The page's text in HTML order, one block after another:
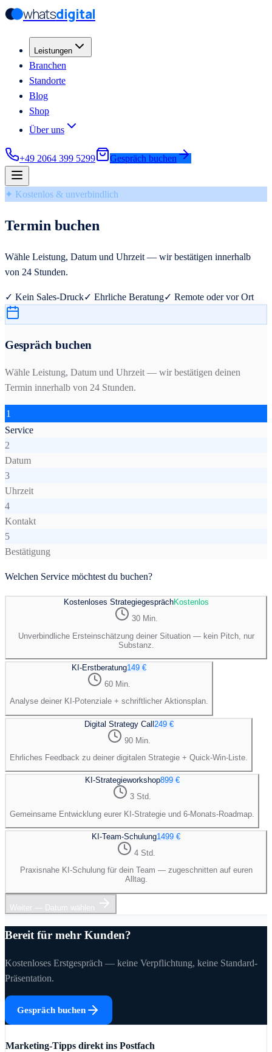
Zum Hauptinhalt springen
Zum Hauptinhalt springen
whatsdigital
Leistungen
Branchen
Standorte
Blog
Shop
Über uns
+49 2064 399 5299 Gespräch buchen
✦ Kostenlos & unverbindlich
Termin buchen
Wähle Leistung, Datum und Uhrzeit — wir bestätigen innerhalb
von 24 Stunden.
✓ Kein Sales-Druck✓ Ehrliche Beratung✓ Remote oder vor Ort
Gespräch buchen
Wähle Leistung, Datum und Uhrzeit — wir bestätigen deinen
Termin innerhalb von 24 Stunden.
1
Service
2
Datum
3
Uhrzeit
4
Kontakt
5
Bestätigung
Welchen Service möchtest du buchen?
Kostenloses StrategiegesprächKostenlos
30 Min.
Unverbindliche Ersteinschätzung deiner Situation — kein Pitch, nur
Substanz.
KI-Erstberatung149 €
60 Min.
Analyse deiner KI-Potenziale + schriftlicher Aktionsplan.
Digital Strategy Call249 €
90 Min.
Ehrliches Feedback zu deiner digitalen Strategie + Quick-Win-Liste.
KI-Strategieworkshop899 €
3 Std.
Gemeinsame Entwicklung eurer KI-Strategie und 6-Monats-Roadmap.
KI-Team-Schulung1499 €
4 Std.
Praxisnahe KI-Schulung für dein Team — zugeschnitten auf euren
Alltag.
Weiter — Datum wählen
Bereit für mehr Kunden?
Kostenloses Erstgespräch — keine Verpflichtung, keine Standard-
Präsentation.
Gespräch buchen
Marketing-Tipps direkt ins Postfach